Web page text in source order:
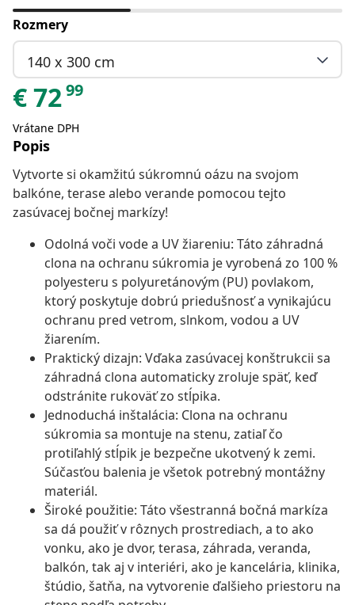
Rozmery
140 x 300 cm
€7299
Vrátane DPH
Popis
Vytvorte si okamžitú súkromnú oázu na svojom
balkóne, terase alebo verande pomocou tejto
zasúvacej bočnej markízy!
Odolná voči vode a UV žiareniu: Táto záhradná
clona na ochranu súkromia je vyrobená zo 100 %
polyesteru s polyuretánovým (PU) povlakom,
ktorý poskytuje dobrú priedušnosť a vynikajúcu
ochranu pred vetrom, slnkom, vodou a UV
žiarením.
Praktický dizajn: Vďaka zasúvacej konštrukcii sa
záhradná clona automaticky zroluje späť, keď
odstránite rukoväť zo stĺpika.
Jednoduchá inštalácia: Clona na ochranu
súkromia sa montuje na stenu, zatiaľ čo
protiľahlý stĺpik je bezpečne ukotvený k zemi.
Súčasťou balenia je všetok potrebný montážny
materiál.
Široké použitie: Táto všestranná bočná markíza
sa dá použiť v rôznych prostrediach, a to ako
vonku, ako je dvor, terasa, záhrada, veranda,
balkón, tak aj v interiéri, ako je kancelária, klinika,
štúdio, šatňa, na vytvorenie ďalšieho priestoru na